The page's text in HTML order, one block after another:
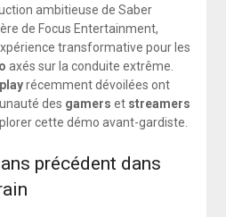
ambitieuse de Saber
de Focus Entertainment,
transformative pour les
axés sur la conduite extrême.
récemment dévoilées ont
des gamers et streamers
cette démo avant-gardiste.
précédent dans